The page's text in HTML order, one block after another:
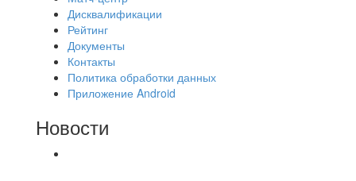
Дисквалификации
Рейтинг
Документы
Контакты
Политика обработки данных
Приложение Android
Новости